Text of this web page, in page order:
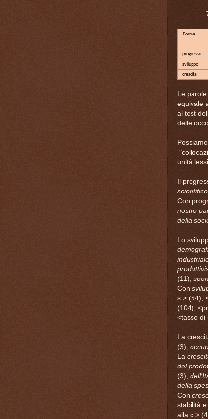
Forma
progresso
sviluppo
crescita
Le
equivale
al test
delle
unità
Il
scientifico
Con
nostro
della
Lo
(11),
Con
s.> (54),
(104),
<tasso di
La
(3),
La
del
(3),
della
Con
stabilità
alla c.>